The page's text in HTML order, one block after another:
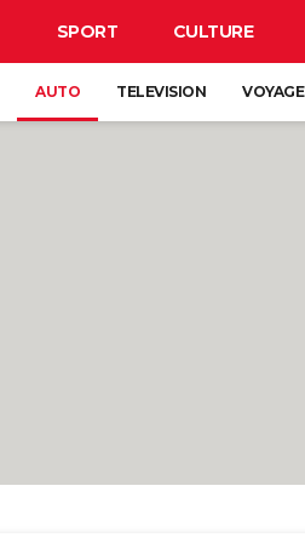
SPORT CULTURE
AUTO TELEVISION VOYAGE